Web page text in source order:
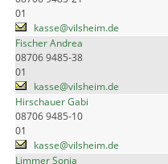
01
kasse@vilsheim.de
Fischer Andrea
08706 9485-38
01
kasse@vilsheim.de
Hirschauer Gabi
08706 9485-10
01
kasse@vilsheim.de
Limmer Sonja